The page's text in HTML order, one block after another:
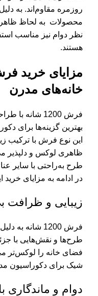
محصولات به لحاظ
نظر دوام نیز مناسب
هستند.
خانه‌های مدرن
فرش 1200 شانه
بهترین گزینه‌ها برای
این نوع فرش با ترکیب
ظاهری لوکس و دلپذیر
طرح به‌راحتی با سایر
در ادامه به مزایای خرید
زیبایی و ظرافت
فرش 1200 شانه
طرح‌ها و نقش‌هایی با
فضای خانه را لوکس‌تر
شیک برای دکوراسیون
دوام و ماندگاری